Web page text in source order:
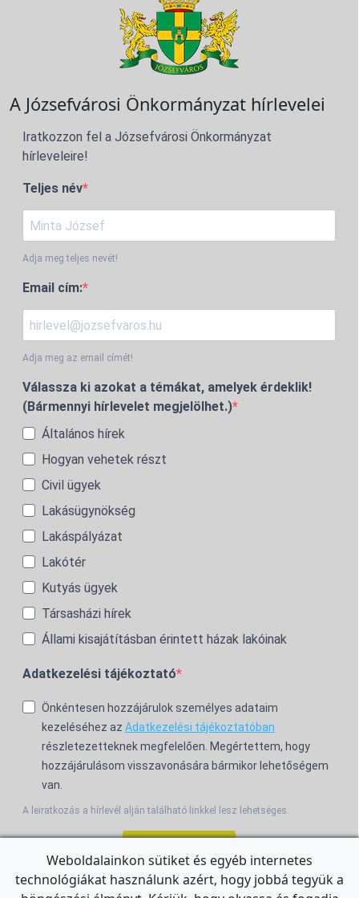
A Józsefvárosi Önkormányzat hírlevelei
Iratkozzon fel a Józsefvárosi Önkormányzat
hírleveleire!
Teljes név
Adja meg teljes nevét!
Email cím:
Adja meg az email címét!
Válassza ki azokat a témákat, amelyek érdeklik!
(Bármennyi hírlevelet megjelölhet.)
Általános hírek
Hogyan vehetek részt
Civil ügyek
Lakásügynökség
Lakáspályázat
Lakótér
Kutyás ügyek
Társasházi hírek
Állami kisajátításban érintett házak lakóinak
Adatkezelési tájékoztató
Önkéntesen hozzájárulok személyes adataim
kezeléséhez az Adatkezelési tájékoztatóban
részletezetteknek megfelelően. Megértettem, hogy
hozzájárulásom visszavonására bármikor lehetőségem
van.
A leiratkozás a hírlevél alján található linkkel lesz lehetséges.
For the English Newsletter, clickHERE.
Weboldalainkon sütiket és egyéb internetes
technológiákat használunk azért, hogy jobbá tegyük a